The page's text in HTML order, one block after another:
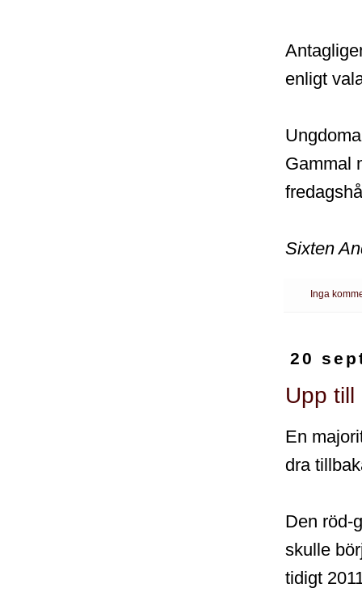
enligt
Gammal
Sixten
Inga
20
Upp till
En
dra
Den röd-
skulle
tidigt